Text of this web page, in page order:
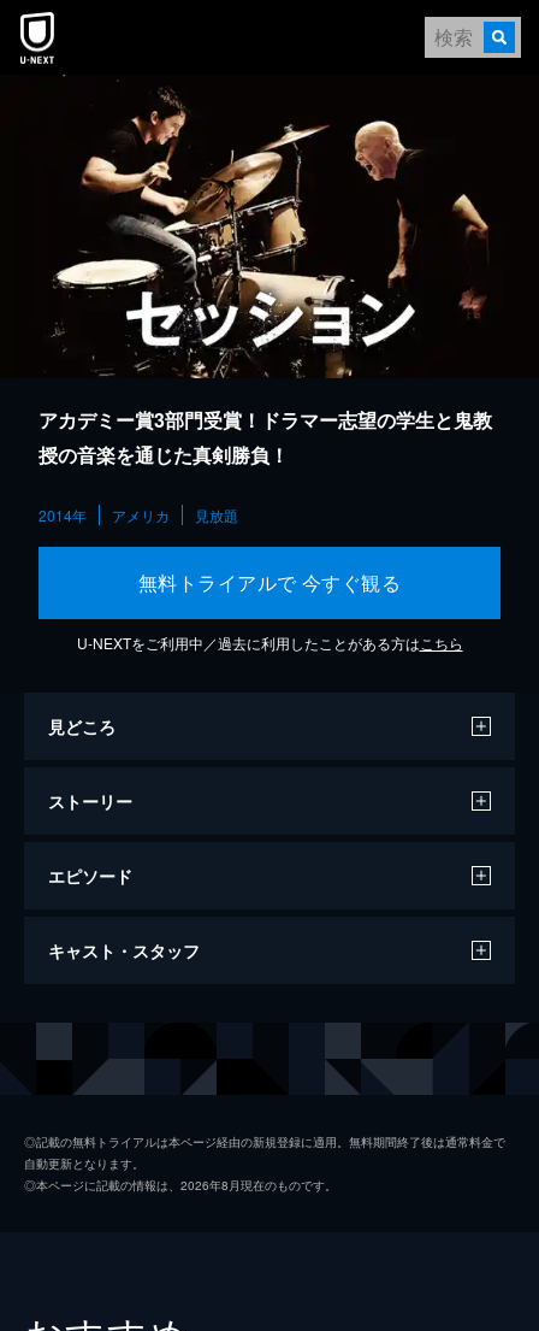
本文へスキップ
アカデミー賞3部門受賞！ドラマー志望の学生と鬼教
授の音楽を通じた真剣勝負！
2014年 アメリカ 見放題
無料トライアルで 今すぐ観る
U-NEXTをご利用中／過去に利用したことがある方は こちら
見どころ
ストーリー
エピソード
セッション
キャスト・スタッフ
Ｊ・Ｋ・シモンズ
◎記載の無料トライアルは本ページ経由の新規登録に適用。無料期間終了後は通常料金で
自動更新となります。
◎本ページに記載の情報は、2026年8月現在のものです。